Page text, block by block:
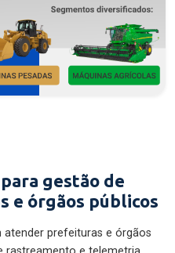
gestão de
e órgãos públicos
prefeituras e órgãos